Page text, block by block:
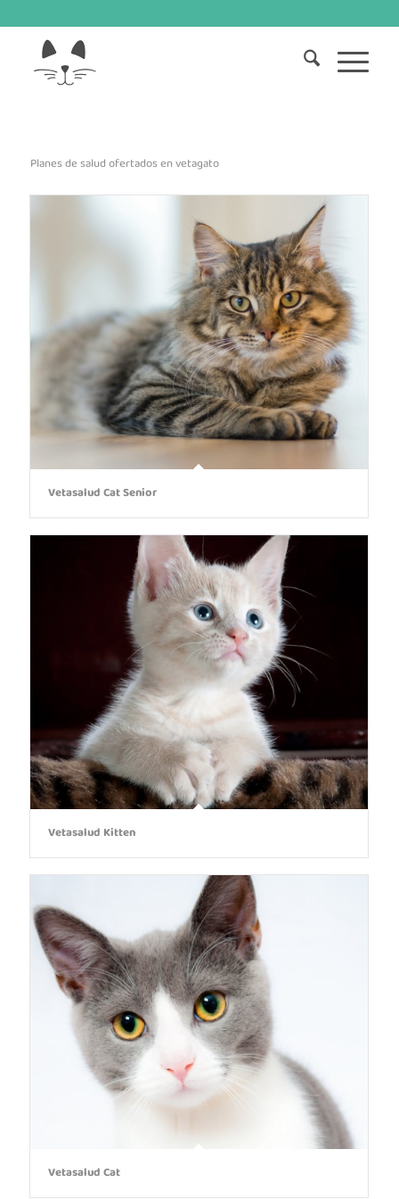
Planes de salud ofertados en vetagato
Vetasalud Cat Senior
Vetasalud Kitten
Vetasalud Cat